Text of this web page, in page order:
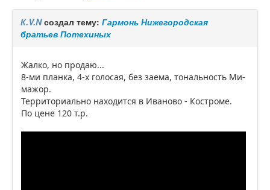
К.V.Nсоздал тему: Гармонь Нижегородская
братьев Потехиных
Жалко, но продаю...
8-ми планка, 4-х голосая, без заема, тональность Ми-
мажор.
Территориально находится в Иваново - Костроме.
По цене 120 т.р.